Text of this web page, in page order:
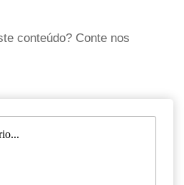
conteúdo? Conte nos